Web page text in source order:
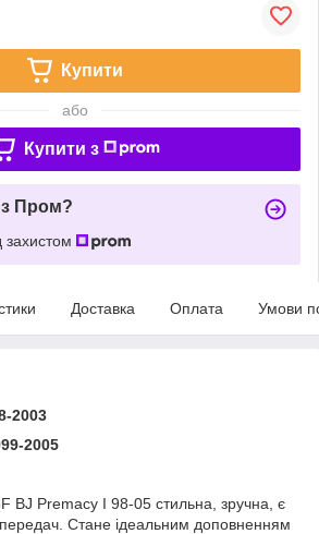
Купити
або
Купити з
з Пром?
захистом
Доставка Оплата Умови
2003
2005
BJ Premacy I 98-05 стильна, зручна, є
Стане ідеальним доповненням